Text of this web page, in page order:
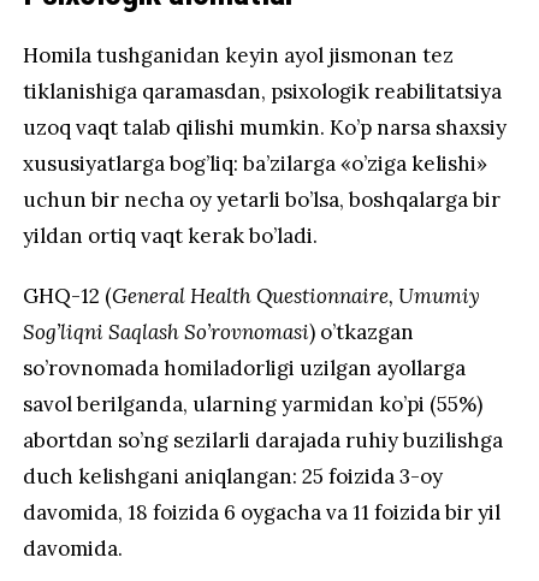
Homila tushganidan keyin ayol jismonan tez
tiklanishiga qaramasdan, psixologik reabilitatsiya
uzoq vaqt talab qilishi mumkin. Ko’p narsa shaxsiy
xususiyatlarga bog’liq: ba’zilarga «o’ziga kelishi»
uchun bir necha oy yetarli bo’lsa, boshqalarga bir
yildan ortiq vaqt kerak bo’ladi.
GHQ-12 (General Health Questionnaire, Umumiy
Sog’liqni Saqlash So’rovnomasi) o’tkazgan
so’rovnomada homiladorligi uzilgan ayollarga
savol berilganda, ularning yarmidan ko’pi (55%)
abortdan so’ng sezilarli darajada ruhiy buzilishga
duch kelishgani aniqlangan: 25 foizida 3-oy
davomida, 18 foizida 6 oygacha va 11 foizida bir yil
davomida.